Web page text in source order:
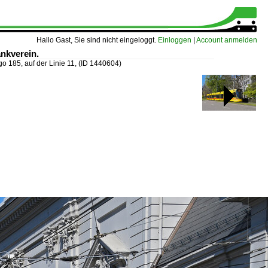
Hallo Gast, Sie sind nicht eingeloggt. Einloggen Account anmelden
185, auf der Linie 11, (ID 1440604)